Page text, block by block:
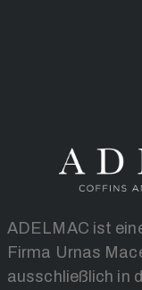
ADELMAC ist
Firma Urnas
ausschließlich in